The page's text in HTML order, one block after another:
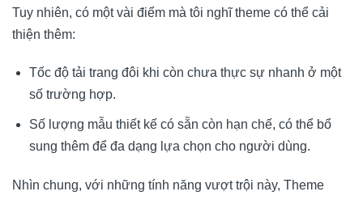
Tuy nhiên, có một vài điểm mà tôi nghĩ theme có thể cải
thiện thêm:
Tốc độ tải trang đôi khi còn chưa thực sự nhanh ở một
số trường hợp.
Số lượng mẫu thiết kế có sẵn còn hạn chế, có thể bổ
sung thêm để đa dạng lựa chọn cho người dùng.
Nhìn chung, với những tính năng vượt trội này, Theme